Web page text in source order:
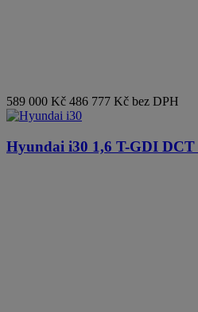
589 000 Kč 486 777 Kč bez DPH
Hyundai i30 1,6 T-GDI